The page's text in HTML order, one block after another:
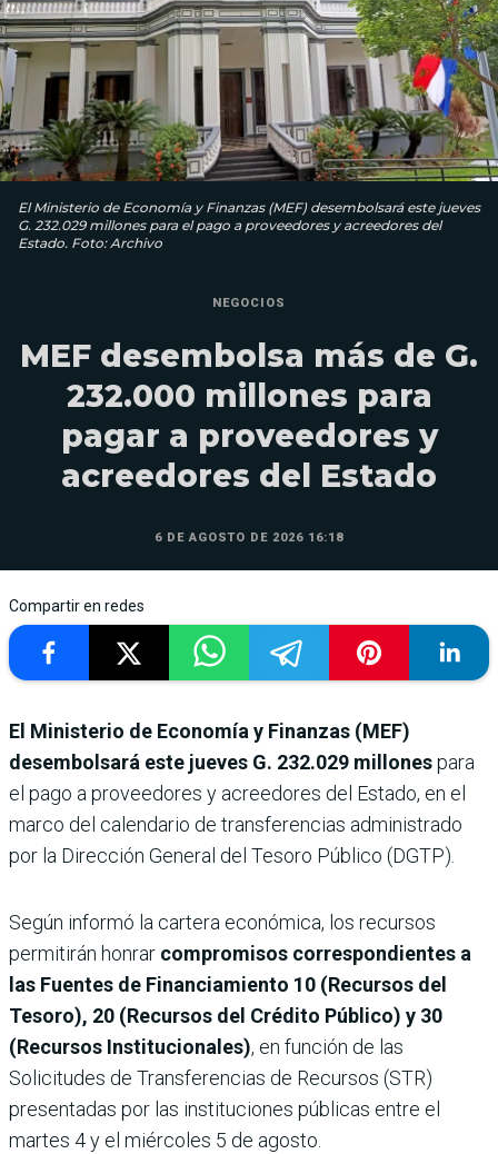
El Ministerio de Economía y Finanzas (MEF) desembolsará este jueves
G. 232.029 millones para el pago a proveedores y acreedores del
Estado. Foto: Archivo
NEGOCIOS
MEF desembolsa más de G.
232.000 millones para
pagar a proveedores y
acreedores del Estado
6 DE AGOSTO DE 2026 16:18
Compartir en redes
El Ministerio de Economía y Finanzas (MEF)
desembolsará este jueves G. 232.029 millonespara
el pago a proveedores y acreedores del Estado, en el
marco del calendario de transferencias administrado
por la Dirección General del Tesoro Público (DGTP).
Según informó la cartera económica, los recursos
permitirán honrar compromisos correspondientes a
las Fuentes de Financiamiento 10 (Recursos del
Tesoro), 20 (Recursos del Crédito Público) y 30
(Recursos Institucionales), en función de las
Solicitudes de Transferencias de Recursos (STR)
presentadas por las instituciones públicas entre el
martes 4 y el miércoles 5 de agosto.